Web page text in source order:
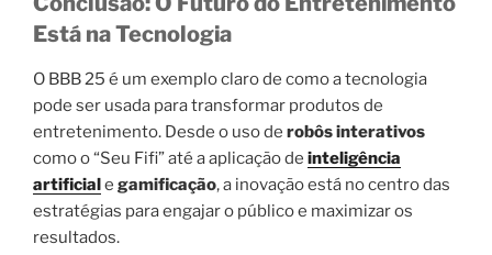
Está na Tecnologia
O BBB 25 é um exemplo claro de como a tecnologia
pode ser usada para transformar produtos de
entretenimento. Desde o uso de robôs interativos
como o “Seu Fifi” até a aplicação de inteligência
artificiale gamificação, a inovação está no centro das
estratégias para engajar o público e maximizar os
resultados.